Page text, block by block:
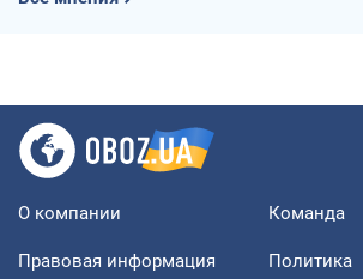
О компании Команда
Правовая информация
Политика